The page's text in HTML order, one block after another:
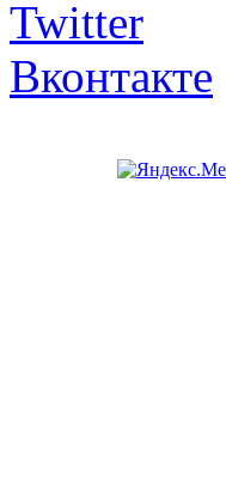
Twitter
Вконтакте